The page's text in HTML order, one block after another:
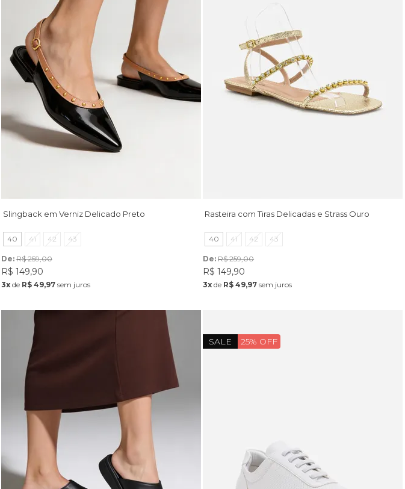
Slingback em Verniz Delicado Preto
40 41 42 43
De: R$ 259,00
R$ 149,90
3xde R$ 49,97sem juros
Rasteira com Tiras Delicadas e Strass Ouro
40 41 42 43
De: R$ 259,00
R$ 149,90
3x de R$ 49,97 sem juros
SALE 25% OFF